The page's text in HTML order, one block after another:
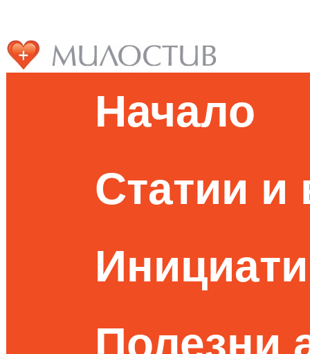
Начало
Статии и
Полезни